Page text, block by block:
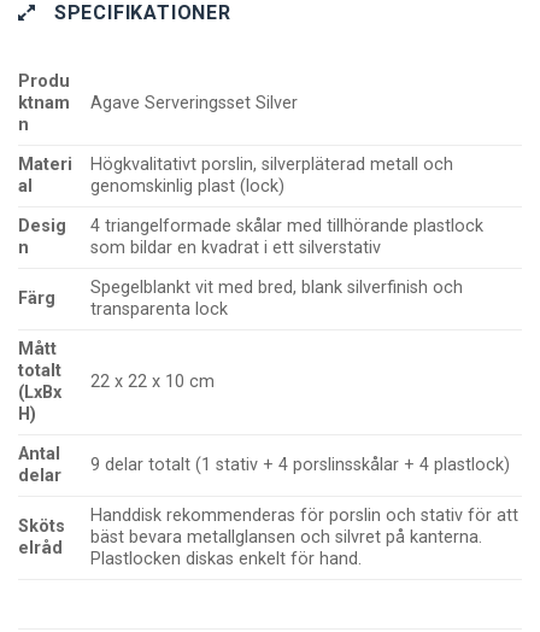
SPECIFIKATIONER
Produ
ktnam
n
Agave Serveringsset Silver
Materi
al
Högkvalitativt porslin, silverpläterad metall och
genomskinlig plast (lock)
Desig
n
4 triangelformade skålar med tillhörande plastlock
som bildar en kvadrat i ett silverstativ
Färg
Spegelblankt vit med bred, blank silverfinish och
transparenta lock
Mått
totalt
(LxBx
H)
22 x 22 x 10 cm
Antal
delar
9 delar totalt (1 stativ + 4 porslinsskålar + 4 plastlock)
Sköts
elråd
Handdisk rekommenderas för porslin och stativ för att
bäst bevara metallglansen och silvret på kanterna.
Plastlocken diskas enkelt för hand.